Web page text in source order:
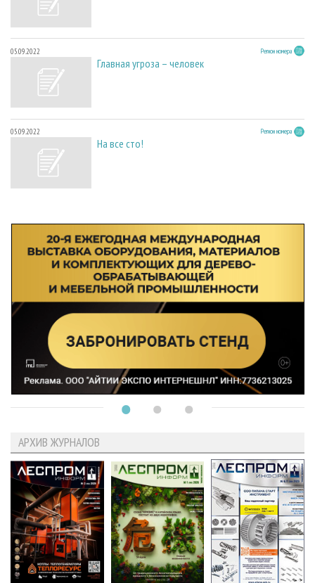
05.09.2022 Регион номера
Главная угроза – человек
05.09.2022 Регион номера
На все сто!
АРХИВ ЖУРНАЛОВ